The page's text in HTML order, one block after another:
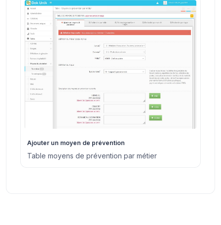
Ajouter un moyen de prévention
Table moyens de prévention par métier